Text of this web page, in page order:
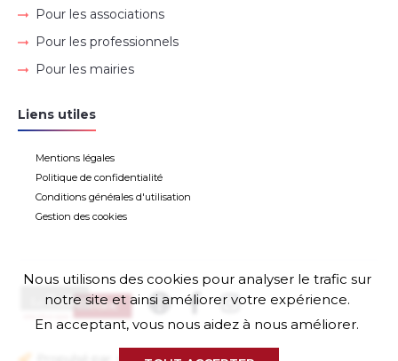
Pour les associations
Pour les professionnels
Pour les mairies
Liens utiles
Mentions légales
Politique de confidentialité
Conditions générales d'utilisation
Gestion des cookies
Nous utilisons des cookies pour analyser le trafic sur
notre site et ainsi améliorer votre expérience.
En acceptant, vous nous aidez à nous améliorer.